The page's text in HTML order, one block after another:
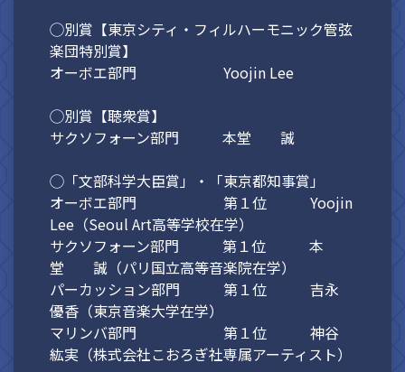
◯別賞【東京シティ・フィルハーモニック管弦
楽団特別賞】
オーボエ部門 Yoojin Lee
◯別賞【聴衆賞】
サクソフォーン部門 本堂 誠
◯「文部科学大臣賞」・「東京都知事賞」
オーボエ部門 第１位 Yoojin
Lee（Seoul Art高等学校在学）
サクソフォーン部門 第１位 本
堂 誠（パリ国立高等音楽院在学）
パーカッション部門 第１位 吉永
優香（東京音楽大学在学）
マリンバ部門 第１位 神谷
紘実（株式会社こおろぎ社専属アーティスト）